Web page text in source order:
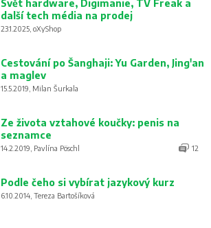
Svět hardware, Digimanie, TV Freak a
další tech média na prodej
23.1.2025, oXyShop
Cestování po Šanghaji: Yu Garden, Jing'an
a maglev
15.5.2019, Milan Šurkala
Ze života vztahové koučky: penis na
seznamce
14.2.2019, Pavlína Pöschl 12
Podle čeho si vybírat jazykový kurz
6.10.2014, Tereza Bartošíková